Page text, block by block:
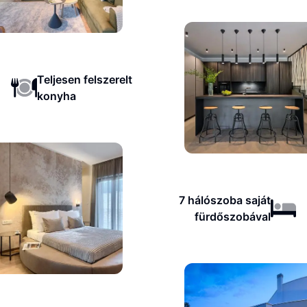
Teljesen felszerelt
konyha
7 hálószoba saját
fürdőszobával